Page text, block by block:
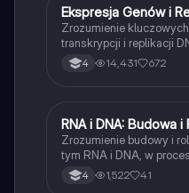
EBiologia
Ekspresja Genów i
Zrozumienie
transkrypcji i replikacji
inicjacji, elongacji i
replikacji, a także rolę
4 14,431 672
RBiologia
RNA i DNA: Budowa i
Zrozumienie budowy i
tym RNA i DNA, w
się o różnych typach
ich funkcjach w syntezie
4 1,522 41